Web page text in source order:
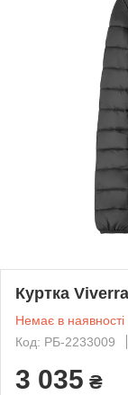
Куртка
Немає в наявності
Код: РБ-2233009
3 035 ₴